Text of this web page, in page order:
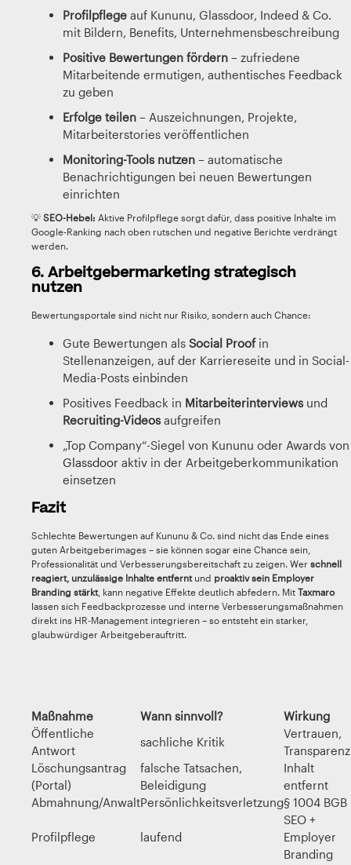
Profilpflege auf Kununu, Glassdoor, Indeed & Co.
mit Bildern, Benefits, Unternehmensbeschreibung
Positive Bewertungen fördern – zufriedene
Mitarbeitende ermutigen, authentisches Feedback
zu geben
Erfolge teilen – Auszeichnungen, Projekte,
Mitarbeiterstories veröffentlichen
Monitoring-Tools nutzen – automatische
Benachrichtigungen bei neuen Bewertungen
einrichten
💡 SEO-Hebel: Aktive Profilpflege sorgt dafür, dass positive Inhalte im
Google-Ranking nach oben rutschen und negative Berichte verdrängt
werden.
6. Arbeitgebermarketing strategisch
nutzen
Bewertungsportale sind nicht nur Risiko, sondern auch Chance:
Gute Bewertungen als Social Proofin
Stellenanzeigen, auf der Karriereseite und in Social-
Media-Posts einbinden
Positives Feedback in Mitarbeiterinterviewsund
Recruiting-Videosaufgreifen
„Top Company“-Siegel von Kununu oder Awards von
Glassdoor aktiv in der Arbeitgeberkommunikation
einsetzen
Fazit
Schlechte Bewertungen auf Kununu & Co. sind nicht das Ende eines
guten Arbeitgeberimages – sie können sogar eine Chance sein,
Professionalität und Verbesserungsbereitschaft zu zeigen. Wer schnell
reagiert, unzulässige Inhalte entferntund proaktiv sein Employer
Branding stärkt, kann negative Effekte deutlich abfedern. Mit Taxmaro
lassen sich Feedbackprozesse und interne Verbesserungsmaßnahmen
direkt ins HR-Management integrieren – so entsteht ein starker,
glaubwürdiger Arbeitgeberauftritt.
Maßnahme Wann sinnvoll?
Wirkung
Öffentliche
Antwort
sachliche Kritik
Vertrauen,
Transparenz
Löschungsantrag
(Portal)
falsche Tatsachen,
Beleidigung
Inhalt
entfernt
Abmahnung/AnwaltPersönlichkeitsverletzung§ 1004 BGB
Profilpflege laufend
SEO +
Employer
Branding